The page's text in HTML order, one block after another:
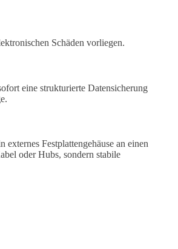
Schäden vorliegen.
eine strukturierte Datensicherung
Festplattengehäuse an einen
oder Hubs, sondern stabile